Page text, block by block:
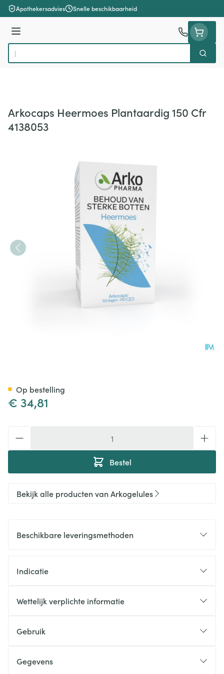
Ga naar de inhoud
Apothekersadvies Snelle beschikbaarheid
Menu
Product, merk, categorie...
Zoek
Arkocaps Heermoes Plantaardig 150 Cfr
4138053
€ 34,81
Bestel
Op bestelling
Bekijk alle producten van Arkogelules
Beschikbare leveringsmethoden
Indicatie
Wettelijk verplichte informatie
Gebruik
Gegevens